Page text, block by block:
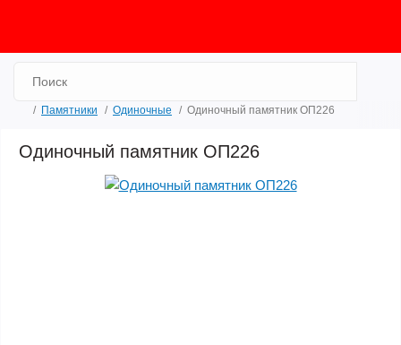
Памятники Одиночные Одиночный памятник ОП226
Одиночный памятник ОП226